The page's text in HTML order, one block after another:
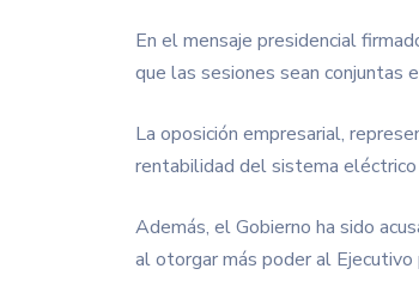
En el mensaje presidencial
que las sesiones sean conjuntas
La oposición empresarial,
rentabilidad del sistema
Además, el Gobierno ha sido
al otorgar más poder al Ejecutivo